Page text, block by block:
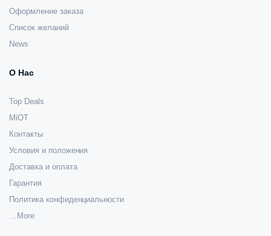
Оформление заказа
Список желаний
News
О Нас
Top Deals
MiOT
Контакты
Условия и положения
Доставка и оплата
Гарантия
Политика конфиденциальности
…More